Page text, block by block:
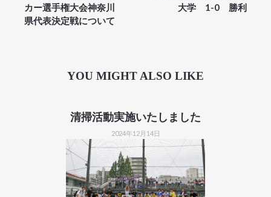
カー選手権大会神奈川
県代表決定戦について
大学 1-0 勝利
YOU MIGHT ALSO LIKE
清掃活動実施いたしました
2024年12月14日